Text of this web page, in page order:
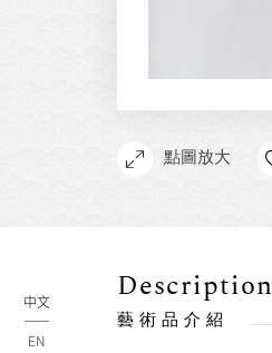
點圖放大
Description
藝術品介紹
中文
EN